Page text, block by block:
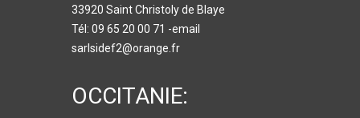
33920 Saint Christoly de Blaye
Tél: 09 65 20 00 71 -email
sarlsidef2@orange.fr
OCCITANIE: